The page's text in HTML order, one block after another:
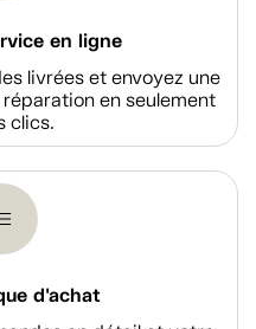
en ligne
livrées et envoyez une
en seulement
clics.
d'achat